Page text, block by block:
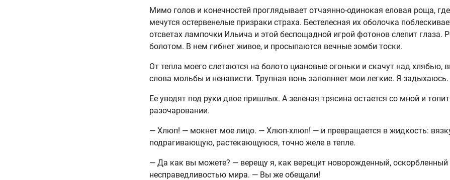
Мимо голов и конечностей проглядывает отчаянно-одинокая еловая роща,
мечутся остервенелые призраки страха. Бестелесная их оболочка
отсветах лампочки Ильича и этой беспощадной игрой фотонов слепит глаза.
болотом. В нем гибнет живое, и просыпаются вечные зомби тоски.
От тепла моего слетаются на болото циановые огоньки и скачут над хлябью,
слова мольбы и ненависти. Трупная вонь заполняет мои легкие. Я задыхаюсь.
Ее уводят под руки двое пришлых. А зеленая трясина остается со мной и
разочаровании.
— Хлюп! — мокнет мое лицо. — Хлюп-хлюп! — и превращается в жидкость:
подрагивающую, растекающуюся, точно желе в тепле.
— Да как вы можете? — верещу я, как верещит новорожденный, оскорбленный
несправедливостью мира. — Вы же обещали!